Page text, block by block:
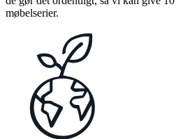
møbelserier.